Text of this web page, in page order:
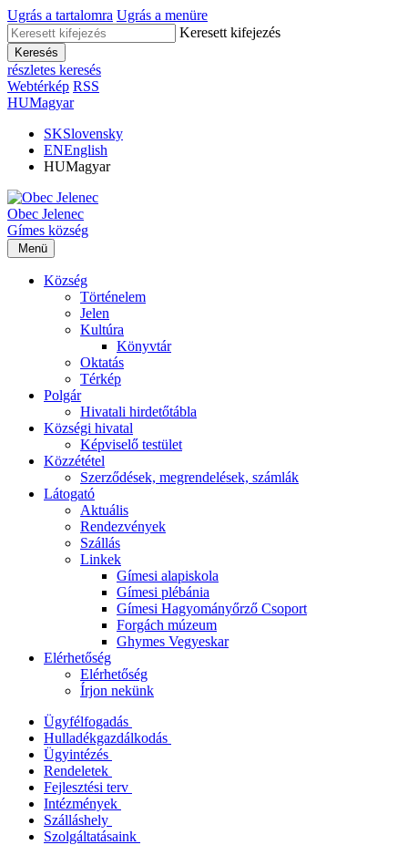
Ugrás a tartalomra Ugrás a menüre
Keresett kifejezés
Keresés
részletes keresés
Webtérkép RSS
HUMagyar
SKSlovensky
ENEnglish
HUMagyar
Obec Jelenec
Gímes község
Menü
Község
Történelem
Jelen
Kultúra
Könyvtár
Oktatás
Térkép
Polgár
Hivatali hirdetőtábla
Községi hivatal
Képviselő testület
Közzététel
Szerződések, megrendelések, számlák
Látogató
Aktuális
Rendezvények
Szállás
Linkek
Gímesi alapiskola
Gímesi plébánia
Gímesi Hagyományőrző Csoport
Forgách múzeum
Ghymes Vegyeskar
Elérhetőség
Elérhetőség
Írjon nekünk
Ügyfélfogadás
Hulladékgazdálkodás
Ügyintézés
Rendeletek
Fejlesztési terv
Intézmények
Szálláshely
Szolgáltatásaink